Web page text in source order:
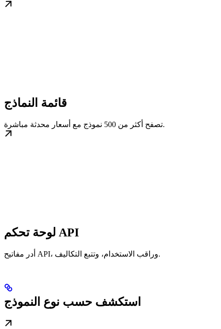
قائمة النماذج
تصفح أكثر من 500 نموذج مع أسعار محدثة مباشرة.
لوحة تحكم API
أدر مفاتيح API، وراقب الاستخدام، وتتبع التكاليف.
استكشف حسب نوع النموذج